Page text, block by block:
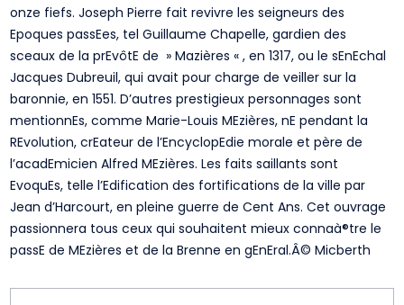
onze fiefs. Joseph Pierre fait revivre les seigneurs des
Epoques passEes, tel Guillaume Chapelle, gardien des
sceaux de la prEvôtE de » Mazières « , en 1317, ou le sEnEchal
Jacques Dubreuil, qui avait pour charge de veiller sur la
baronnie, en 1551. D’autres prestigieux personnages sont
mentionnEs, comme Marie-Louis MEzières, nE pendant la
REvolution, crEateur de l’EncyclopEdie morale et père de
l’acadEmicien Alfred MEzières. Les faits saillants sont
EvoquEs, telle l’Edification des fortifications de la ville par
Jean d’Harcourt, en pleine guerre de Cent Ans. Cet ouvrage
passionnera tous ceux qui souhaitent mieux connaà®tre le
passE de MEzières et de la Brenne en gEnEral.Â© Micberth